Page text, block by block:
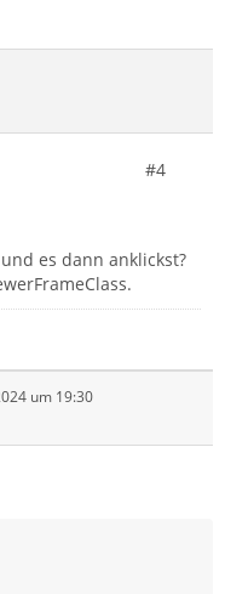
#4
es dann anklickst?
um 19:30